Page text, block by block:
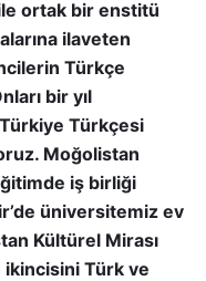
ortak bir enstitü
ilaveten
Türkçe
bir yıl
Türkçesi
Moğolistan
iş birliği
üniversitemiz ev
Kültürel Mirası
ikincisini Türk ve